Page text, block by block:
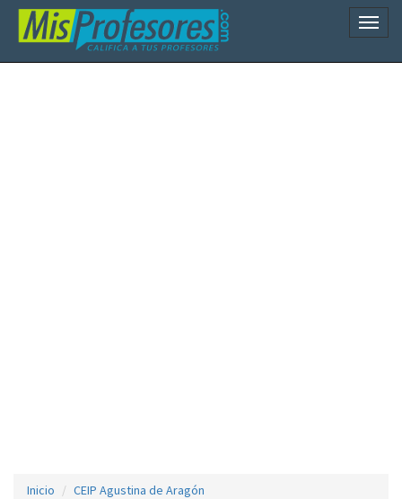
Inicio CEIP Agustina de Aragón